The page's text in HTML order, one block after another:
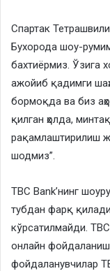
Спартак
Бухорода шоу-
бахтиёрмиз. Ўзига
ажойиб қадимги
бормоқда ва биз
қилган ҳолда,
рақамлаштирилиш
шодмиз”.
TBC Bank’нинг
тубдан фарқ
кўрсатилмайди.
онлайн
фойдаланувчилар